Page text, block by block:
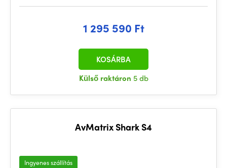
1 295 590 Ft
Külső raktáron 5 db
KOSÁRBA
AvMatrix Shark S4
Ingyenes szállítás